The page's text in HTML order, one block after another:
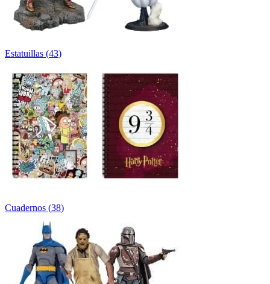
Estatuillas (43)
Cuadernos (38)